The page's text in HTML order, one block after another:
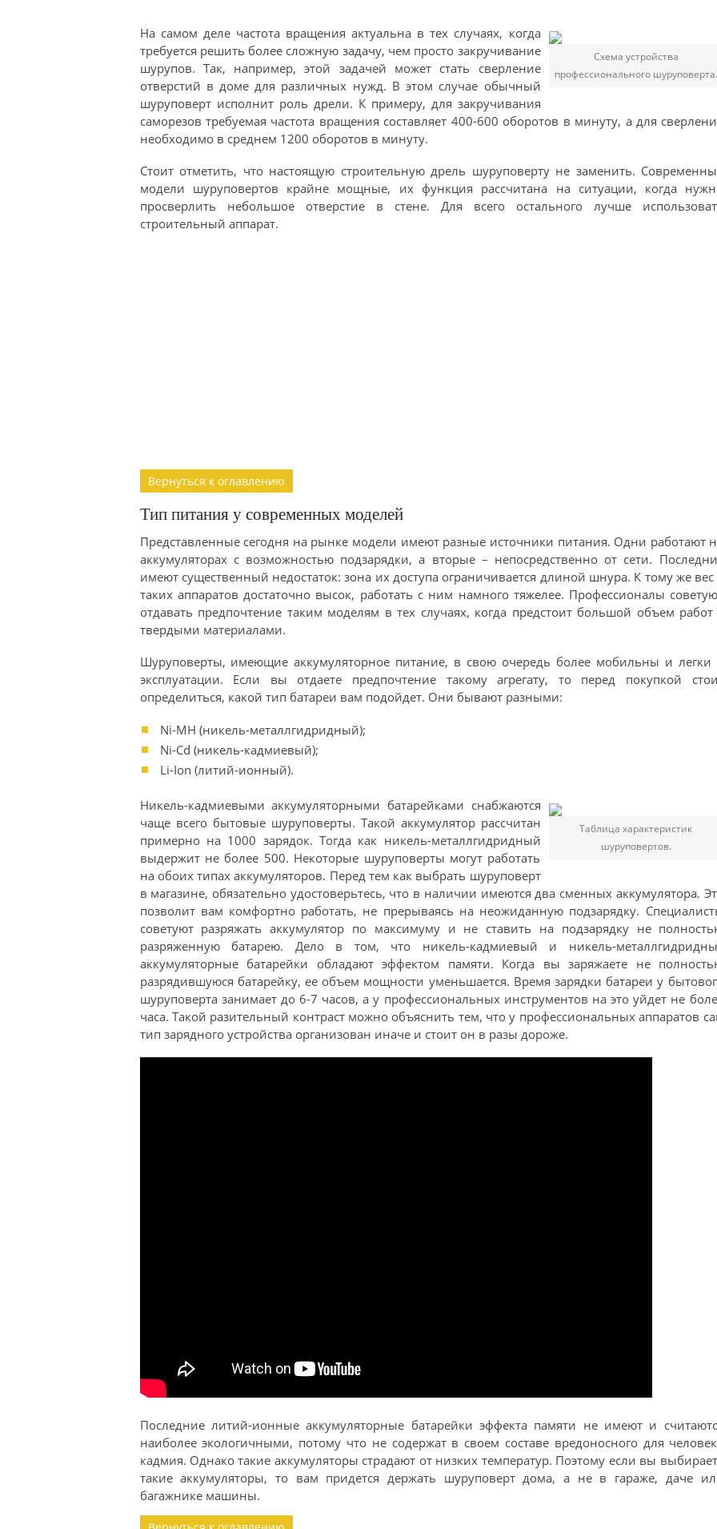
Схема устройства
профессионального шуруповерта.
На самом деле частота вращения актуальна в тех случаях, когда
требуется решить более сложную задачу, чем просто закручивание
шурупов. Так, например, этой задачей может стать сверление
отверстий в доме для различных нужд. В этом случае обычный
шуруповерт исполнит роль дрели. К примеру, для закручивания
саморезов требуемая частота вращения составляет 400-600 оборотов в минуту, а для
необходимо в среднем 1200 оборотов в минуту.
Стоит отметить, что настоящую строительную дрель шуруповерту не заменить.
модели шуруповертов крайне мощные, их функция рассчитана на ситуации, когда
просверлить небольшое отверстие в стене. Для всего остального лучше
строительный аппарат.
Вернуться к оглавлению
Тип питания у современных моделей
Представленные сегодня на рынке модели имеют разные источники питания. Одни работают
аккумуляторах с возможностью подзарядки, а вторые – непосредственно от сети.
имеют существенный недостаток: зона их доступа ограничивается длиной шнура. К тому же вес
таких аппаратов достаточно высок, работать с ним намного тяжелее. Профессионалы
отдавать предпочтение таким моделям в тех случаях, когда предстоит большой объем работ
твердыми материалами.
Шуруповерты, имеющие аккумуляторное питание, в свою очередь более мобильны и легки
эксплуатации. Если вы отдаете предпочтение такому агрегату, то перед покупкой
определиться, какой тип батареи вам подойдет. Они бывают разными:
Ni-MH (никель-металлгидридный);
Ni-Cd (никель-кадмиевый);
Li-Ion (литий-ионный).
Таблица характеристик
шуруповертов.
Никель-кадмиевыми аккумуляторными батарейками снабжаются
чаще всего бытовые шуруповерты. Такой аккумулятор рассчитан
примерно на 1000 зарядок. Тогда как никель-металлгидридный
выдержит не более 500. Некоторые шуруповерты могут работать
на обоих типах аккумуляторов. Перед тем как выбрать шуруповерт
в магазине, обязательно удостоверьтесь, что в наличии имеются два сменных аккумулятора.
позволит вам комфортно работать, не прерываясь на неожиданную подзарядку.
советуют разряжать аккумулятор по максимуму и не ставить на подзарядку не
разряженную батарею. Дело в том, что никель-кадмиевый и никель-
аккумуляторные батарейки обладают эффектом памяти. Когда вы заряжаете не
разрядившуюся батарейку, ее объем мощности уменьшается. Время зарядки батареи у
шуруповерта занимает до 6-7 часов, а у профессиональных инструментов на это уйдет не
часа. Такой разительный контраст можно объяснить тем, что у профессиональных аппаратов
тип зарядного устройства организован иначе и стоит он в разы дороже.
Последние литий-ионные аккумуляторные батарейки эффекта памяти не имеют и
наиболее экологичными, потому что не содержат в своем составе вредоносного для
кадмия. Однако такие аккумуляторы страдают от низких температур. Поэтому если вы
такие аккумуляторы, то вам придется держать шуруповерт дома, а не в гараже, даче
багажнике машины.